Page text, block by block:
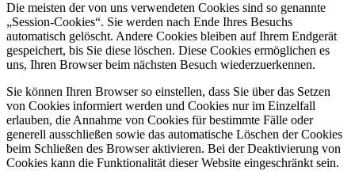
Die meisten der von uns verwendeten Cookies sind so genannte
„Session-Cookies“. Sie werden nach Ende Ihres Besuchs
automatisch gelöscht. Andere Cookies bleiben auf Ihrem Endgerät
gespeichert, bis Sie diese löschen. Diese Cookies ermöglichen es
uns, Ihren Browser beim nächsten Besuch wiederzuerkennen.
Sie können Ihren Browser so einstellen, dass Sie über das Setzen
von Cookies informiert werden und Cookies nur im Einzelfall
erlauben, die Annahme von Cookies für bestimmte Fälle oder
generell ausschließen sowie das automatische Löschen der Cookies
beim Schließen des Browser aktivieren. Bei der Deaktivierung von
Cookies kann die Funktionalität dieser Website eingeschränkt sein.